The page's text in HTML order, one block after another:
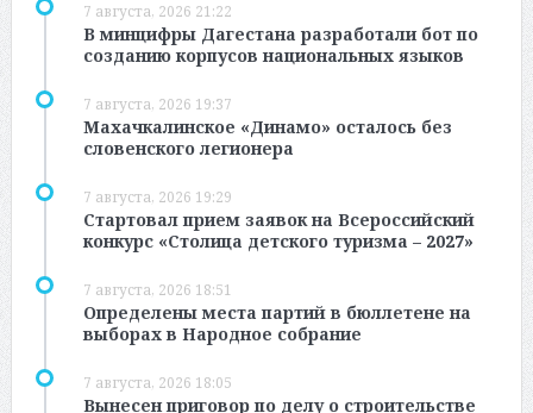
7 августа, 2026 21:22
В минцифры Дагестана разработали бот по
созданию корпусов национальных языков
7 августа, 2026 19:37
Махачкалинское «Динамо» осталось без
словенского легионера
7 августа, 2026 19:29
Стартовал прием заявок на Всероссийский
конкурс «Столица детского туризма – 2027»
7 августа, 2026 18:51
Определены места партий в бюллетене на
выборах в Народное собрание
7 августа, 2026 18:05
Вынесен приговор по делу о строительстве